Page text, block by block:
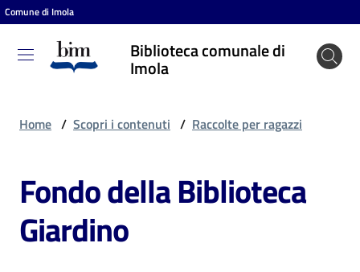
Vai al contenuto
Vai alla navigazione
Vai al footer
Comune di Imola
Biblioteca comunale di
Imola
Biblioteca
comunale
Entra
Cosa
Home / Scopri i contenuti / Raccolte per ragazzi
Fondo della Biblioteca
Giardino